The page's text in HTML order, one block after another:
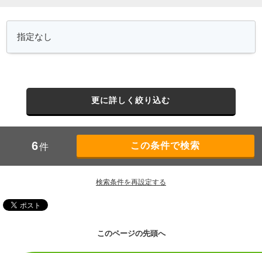
更に詳しく絞り込む
6件
検索条件を再設定する
このページの先頭へ